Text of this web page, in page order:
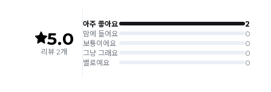
반품/교환은 미사용 제품에 한해 배송완료 후 7일 이내입
니다.
임의반품은 불가하오니 반드시 고객센터나 ＂마이바바
> 주문취소/교환/반품 신청"을 통해서 신청접수를 하시
기 바랍니다.